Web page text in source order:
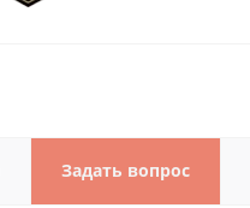
Задать вопрос